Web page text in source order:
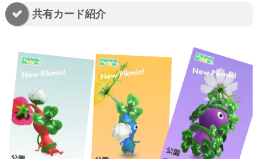
共有カード紹介